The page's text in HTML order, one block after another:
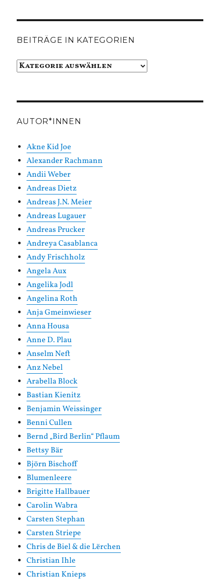
BEITRÄGE IN KATEGORIEN
Beiträge
AUTOR*INNEN
Akne Kid Joe
Alexander Rachmann
Andii Weber
Andreas Dietz
Andreas J.N. Meier
Andreas Lugauer
Andreas Prucker
Andreya Casablanca
Andy Frischholz
Angela Aux
Angelika Jodl
Angelina Roth
Anja Gmeinwieser
Anna Housa
Anne D. Plau
Anselm Neft
Anz Nebel
Arabella Block
Bastian Kienitz
Benjamin Weissinger
Benni Cullen
Bernd „Bird Berlin“ Pflaum
Bettsy Bär
Björn Bischoff
Blumenleere
Brigitte Hallbauer
Carolin Wabra
Carsten Stephan
Carsten Striepe
Chris de Biel & die Lërchen
Christian Ihle
Christian Knieps